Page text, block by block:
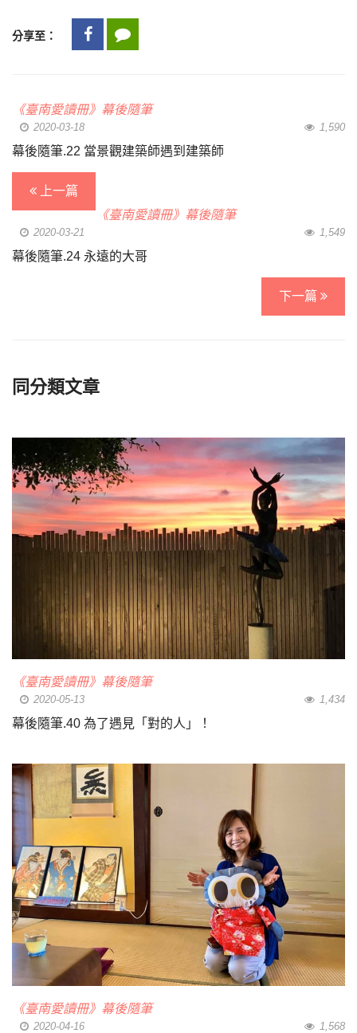
分享至：
《臺南愛讀冊》幕後隨筆
2020-03-18 1,590
幕後隨筆.22 當景觀建築師遇到建築師
上一篇
《臺南愛讀冊》幕後隨筆
2020-03-21 1,549
幕後隨筆.24 永遠的大哥
下一篇
同分類文章
《臺南愛讀冊》幕後隨筆
2020-05-13 1,434
幕後隨筆.40 為了遇見「對的人」！
《臺南愛讀冊》幕後隨筆
2020-04-16 1,568